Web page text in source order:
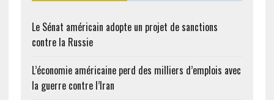
Le Sénat américain adopte un projet de sanctions
contre la Russie
L’économie américaine perd des milliers d’emplois avec
la guerre contre l’Iran